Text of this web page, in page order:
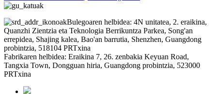
Bulegoaren helbidea: 4N unitatea, 2. eraikina,
Quanzhi Zientzia eta Teknologia Berrikuntza Parkea, Song'an
errepidea, Shajing kalea, Bao'an barrutia, Shenzhen, Guangdong
probintzia, 518104 PRTxina
Fabrikaren helbidea: Eraikina 7, 26. zenbakia Keyuan Road,
Tangxia Town, Dongguan hiria, Guangdong probintzia, 523000
PRTxina